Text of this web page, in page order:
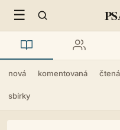
☰
nová komentovaná čtená
sbírky